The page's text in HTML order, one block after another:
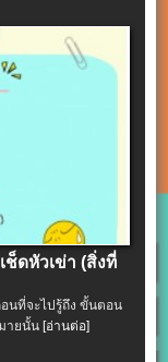
ช็ดหัวเข่า (สิ่งที่
อนที่จะไปรู้ถึง ขั้นตอน
ายนั้น [อ่านต่อ]